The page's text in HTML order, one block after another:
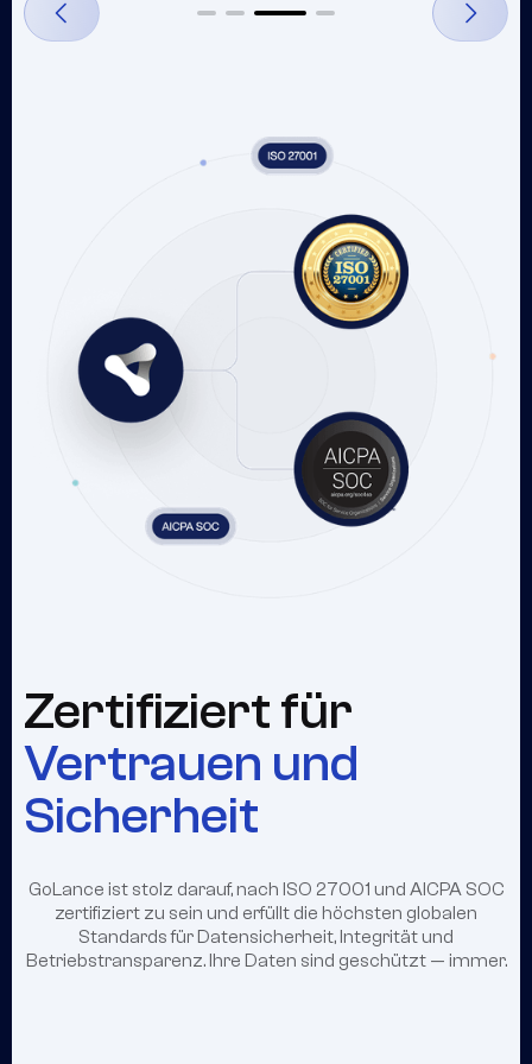
Zertifiziert für
Vertrauen und
Sicherheit
GoLance ist stolz darauf, nach ISO 27001 und AICPA SOC
zertifiziert zu sein und erfüllt die höchsten globalen
Standards für Datensicherheit, Integrität und
Betriebstransparenz. Ihre Daten sind geschützt — immer.